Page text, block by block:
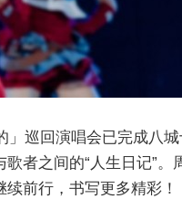
」巡回演唱会已完成八
者之间的“人生日记”
前行，书写更多精彩！